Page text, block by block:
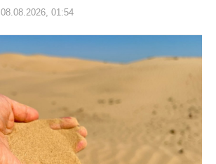
08.08.2026, 01:54